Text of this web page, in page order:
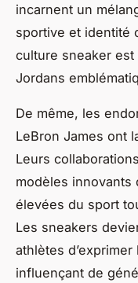
incarnent un
sportive et identité
culture sneaker
Jordans
De même, les
LeBron James ont
Leurs
modèles innovants
élevées du sport
Les sneakers
athlètes
influençant de